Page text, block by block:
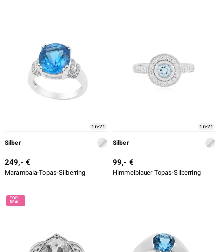
16-21
Silber
249,- €
Marambaia-Topas-Silberring
16-21
Silber
99,- €
Himmelblauer Topas-Silberring